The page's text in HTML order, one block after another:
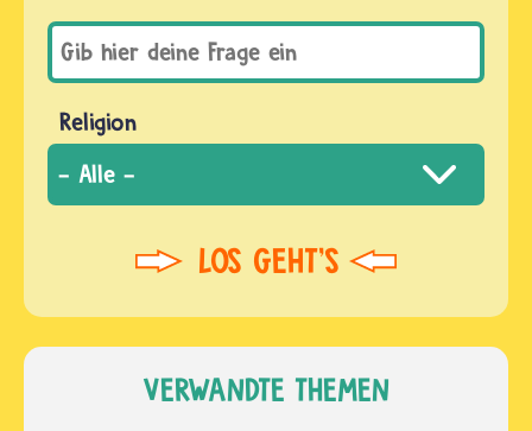
Religion
VERWANDTE THEMEN